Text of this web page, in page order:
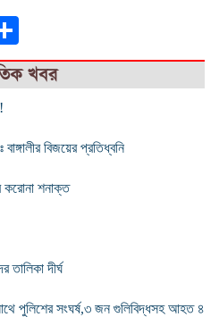
খবর
বিজয়ের প্রতিধ্বনি
শনাক্ত
তালিকা দীর্ঘ
পুলিশের সংঘর্ষ,৩ জন গুলিবিদ্ধসহ আহত ৪